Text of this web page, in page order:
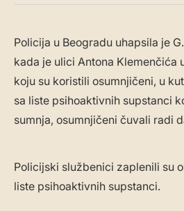
Policija u Beogradu uhapsila je
kada je ulici Antona Klemenčića
koju su koristili osumnjičeni, u
sa liste psihoaktivnih supstanci
sumnja, osumnjičeni čuvali radi
Policijski službenici zaplenili su
liste psihoaktivnih supstanci.